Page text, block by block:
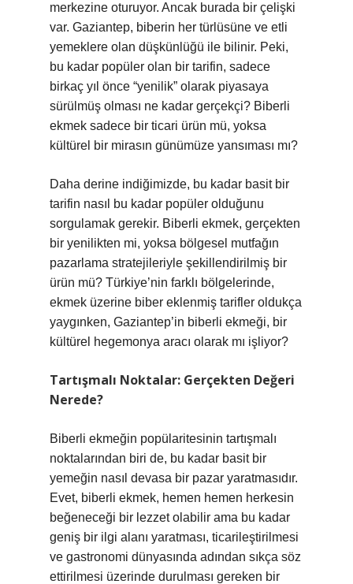
merkezine oturuyor. Ancak burada bir çelişki
var. Gaziantep, biberin her türlüsüne ve etli
yemeklere olan düşkünlüğü ile bilinir. Peki,
bu kadar popüler olan bir tarifin, sadece
birkaç yıl önce “yenilik” olarak piyasaya
sürülmüş olması ne kadar gerçekçi? Biberli
ekmek sadece bir ticari ürün mü, yoksa
kültürel bir mirasın günümüze yansıması mı?
Daha derine indiğimizde, bu kadar basit bir
tarifin nasıl bu kadar popüler olduğunu
sorgulamak gerekir. Biberli ekmek, gerçekten
bir yenilikten mi, yoksa bölgesel mutfağın
pazarlama stratejileriyle şekillendirilmiş bir
ürün mü? Türkiye’nin farklı bölgelerinde,
ekmek üzerine biber eklenmiş tarifler oldukça
yaygınken, Gaziantep’in biberli ekmeği, bir
kültürel hegemonya aracı olarak mı işliyor?
Tartışmalı Noktalar: Gerçekten Değeri
Nerede?
Biberli ekmeğin popülaritesinin tartışmalı
noktalarından biri de, bu kadar basit bir
yemeğin nasıl devasa bir pazar yaratmasıdır.
Evet, biberli ekmek, hemen hemen herkesin
beğeneceği bir lezzet olabilir ama bu kadar
geniş bir ilgi alanı yaratması, ticarileştirilmesi
ve gastronomi dünyasında adından sıkça söz
ettirilmesi üzerinde durulması gereken bir